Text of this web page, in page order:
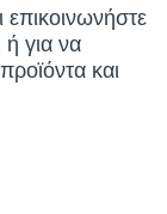
επικοινωνήστε
για να
και